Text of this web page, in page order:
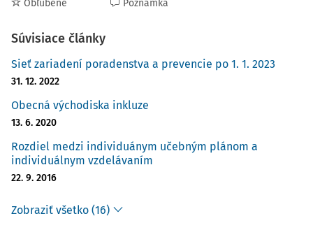
Obľúbené Poznámka
Súvisiace články
Sieť zariadení poradenstva a prevencie po 1. 1. 2023
31. 12. 2022
Obecná východiska inkluze
13. 6. 2020
Rozdiel medzi individuánym učebným plánom a
individuálnym vzdelávaním
22. 9. 2016
Zobraziť všetko (16)